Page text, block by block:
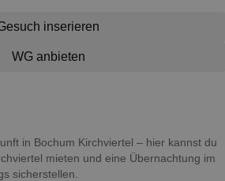
inserieren
WG anbieten
in Bochum Kirchviertel – hier kannst du
mieten und eine Übernachtung im
sicherstellen.